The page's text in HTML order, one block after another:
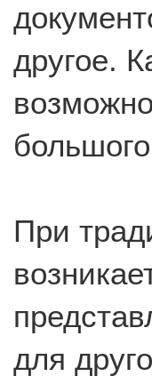
другое.
При
для